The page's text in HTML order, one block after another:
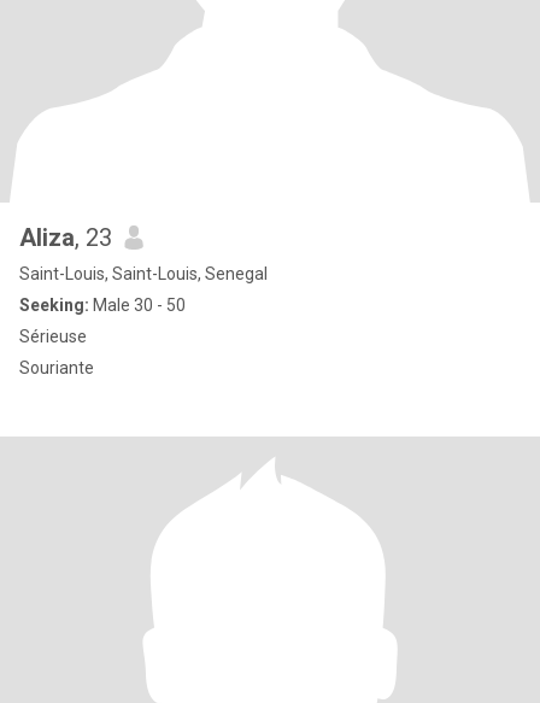
Aliza, 23
Saint-Louis, Saint-Louis, Senegal
Seeking: Male 30 - 50
Sérieuse
Souriante